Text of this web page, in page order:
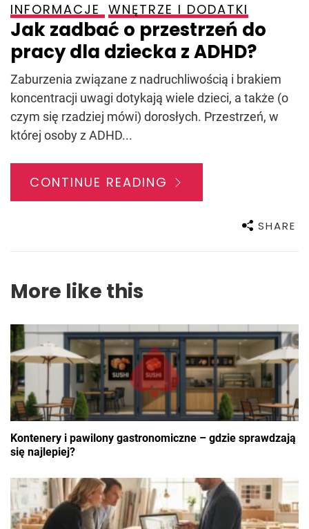
INFORMACJE WNĘTRZE I DODATKI
Jak zadbać o przestrzeń do
pracy dla dziecka z ADHD?
Zaburzenia związane z nadruchliwością i brakiem
koncentracji uwagi dotykają wiele dzieci, a także (o
czym się rzadziej mówi) dorosłych. Przestrzeń, w
której osoby z ADHD...
CONTINUE READING
SHARE
More like this
Kontenery i pawilony gastronomiczne – gdzie sprawdzają
się najlepiej?